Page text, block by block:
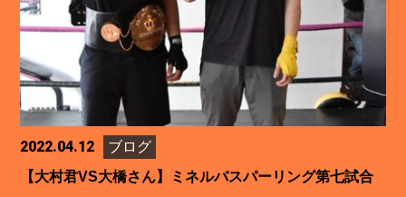
2022.04.12
ブログ
【大村君VS大橋さん】ミネルバスパーリング第七試合